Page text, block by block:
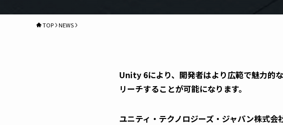
TOP NEWS
Unity 6により、開発者はより広範で魅力的
リーチすることが可能になります。
ユニティ・テクノロジーズ・ジャパン株式会